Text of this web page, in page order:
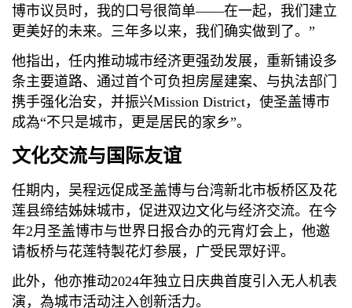
博市议员时，我的口号很简单——在一起，我们建立
更美好的未来。三年多以来，我们确实做到了。”
他指出，任内推动城市经济更强劲发展，重新铺设多
条主要道路、通过首个可负担房屋建案、与执法部门
携手强化治安，并振兴Mission District，使圣盖博市
成為“不只是城市，更是居民的家乡”。
文化交流与国际友谊
任期内，吴程远促成圣盖博与台湾新北市板桥区及花
莲县缔结姊妹城市，促进双边文化与经济交流。在今
年2月圣盖博市与世界日报合办的元宵灯会上，他邀
请板桥与花莲特製花灯参展，广受民眾好评。
此外，他亦推动2024年独立日庆典首度引入无人机表
演，為城市活动注入创新活力。